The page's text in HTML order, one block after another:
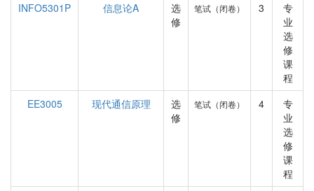
INFO5301P
信息论A
选
修
笔试（闭卷） 3
专
业
选
修
课
程
EE3005
现代通信原理
选
修
笔试（闭卷） 4
专
业
选
修
课
程